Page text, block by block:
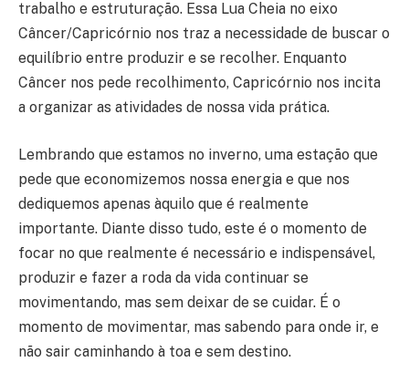
trabalho e estruturação. Essa Lua Cheia no eixo
Câncer/Capricórnio nos traz a necessidade de buscar o
equilíbrio entre produzir e se recolher. Enquanto
Câncer nos pede recolhimento, Capricórnio nos incita
a organizar as atividades de nossa vida prática.
Lembrando que estamos no inverno, uma estação que
pede que economizemos nossa energia e que nos
dediquemos apenas àquilo que é realmente
importante. Diante disso tudo, este é o momento de
focar no que realmente é necessário e indispensável,
produzir e fazer a roda da vida continuar se
movimentando, mas sem deixar de se cuidar. É o
momento de movimentar, mas sabendo para onde ir, e
não sair caminhando à toa e sem destino.